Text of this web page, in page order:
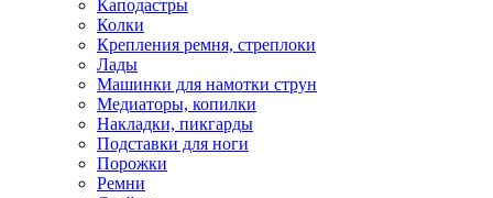
Каподастры
Колки
Крепления ремня, стреплоки
Лады
Машинки для намотки струн
Медиаторы, копилки
Накладки, пикгарды
Подставки для ноги
Порожки
Ремни